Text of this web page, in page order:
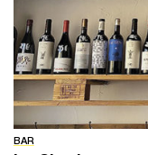
BAR